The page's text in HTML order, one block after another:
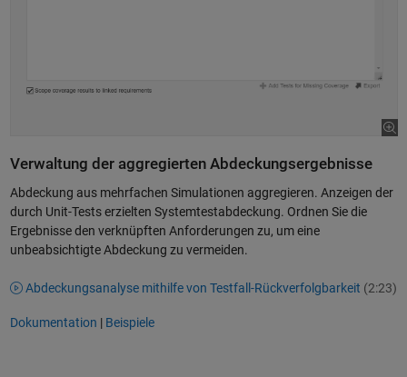
Verwaltung der aggregierten Abdeckungsergebnisse
Abdeckung aus mehrfachen Simulationen aggregieren. Anzeigen der
durch Unit-Tests erzielten Systemtestabdeckung. Ordnen Sie die
Ergebnisse den verknüpften Anforderungen zu, um eine
unbeabsichtigte Abdeckung zu vermeiden.
Abdeckungsanalyse mithilfe von Testfall-Rückverfolgbarkeit (2:23)
Dokumentation | Beispiele